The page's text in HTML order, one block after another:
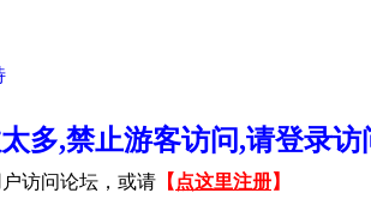
太多,禁止游客访问,请登录
访问论坛，或请 【 点这里注册】